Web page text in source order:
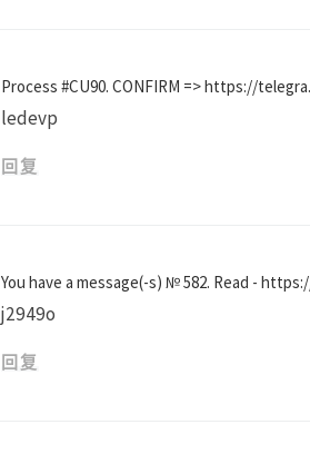
Рrосеss #СU90. СОNFIRМ => https://
ledevp
回复
You have a message(-s) № 582. Read -
j2949o
回复